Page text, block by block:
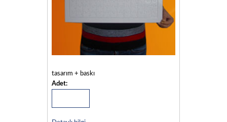
tasarım + baskı
Adet: